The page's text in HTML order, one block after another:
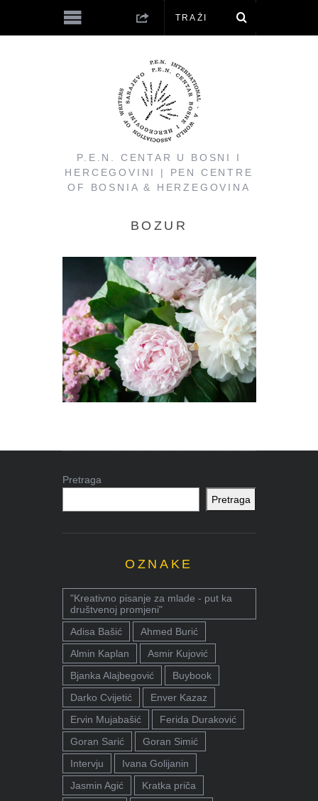
P.E.N. CENTAR U BOSNI I
HERCEGOVINI | PEN CENTRE
OF BOSNIA & HERZEGOVINA
BOZUR
Pretraga
Pretraga
OZNAKE
"Kreativno pisanje za mlade - put ka
društvenoj promjeni"
Adisa Bašić
Ahmed Burić
Almin Kaplan
Asmir Kujović
Bjanka Alajbegović
Buybook
Darko Cvijetić
Enver Kazaz
Ervin Mujabašić
Ferida Duraković
Goran Sarić
Goran Simić
Intervju
Ivana Golijanin
Jasmin Agić
Kratka priča